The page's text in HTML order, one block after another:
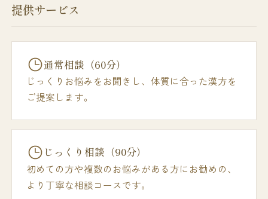
提供サービス
通常相談（60分）
じっくりお悩みをお聞きし、体質に合った漢方を
ご提案します。
じっくり相談（90分）
初めての方や複数のお悩みがある方にお勧めの、
より丁寧な相談コースです。